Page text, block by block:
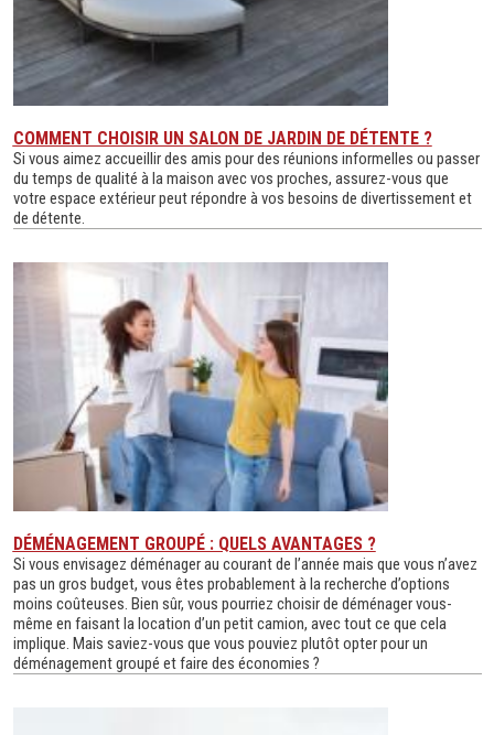
COMMENT CHOISIR UN SALON DE JARDIN DE DÉTENTE ?
Si vous aimez accueillir des amis pour des réunions informelles ou passer
du temps de qualité à la maison avec vos proches, assurez-vous que
votre espace extérieur peut répondre à vos besoins de divertissement et
de détente.
DÉMÉNAGEMENT GROUPÉ : QUELS AVANTAGES ?
Si vous envisagez déménager au courant de l’année mais que vous n’avez
pas un gros budget, vous êtes probablement à la recherche d’options
moins coûteuses. Bien sûr, vous pourriez choisir de déménager vous-
même en faisant la location d’un petit camion, avec tout ce que cela
implique. Mais saviez-vous que vous pouviez plutôt opter pour un
déménagement groupé et faire des économies ?